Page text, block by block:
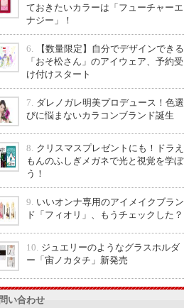
ておきたいカラーは「フューチャーエ
ナジー」！
6.
【数量限定】自分でデザインできる
「おそ松さん」のアイウェア、予約受
け付けスタート
7. ダレノガレ明美プロデュース！色選
びに悩まないカラコンブランド誕生
8. クリスマスプレゼントにも！ドラえ
もんのふしぎメガネで光と視覚を学ぼ
う！
9. いいオンナ専用のアイメイクブラン
ド「フィオリ」、もうチェックした？
10. ジュエリーのようなグラスホルダ
ー「宙ノカタチ」新発売
い合わせ